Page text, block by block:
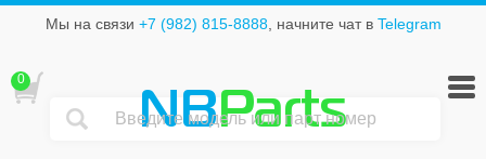
Мы на связи +7 (982) 815-8888, начните чат в Telegram
NBParts
0